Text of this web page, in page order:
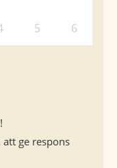
5 6
att ge respons